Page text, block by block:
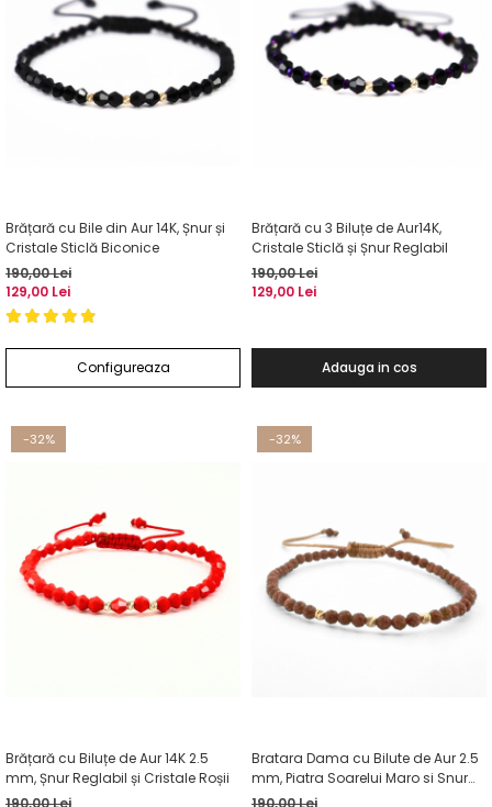
Brățară cu Bile din Aur 14K, Șnur și
Cristale Sticlă Biconice
190,00 Lei
129,00 Lei
Configureaza
Brățară cu 3 Biluțe de Aur14K,
Cristale Sticlă și Șnur Reglabil
190,00 Lei
129,00 Lei
Adauga in cos
-32%
Brățară cu Biluțe de Aur 14K 2.5
mm, Șnur Reglabil și Cristale Roșii
-32%
Bratara Dama cu Bilute de Aur 2.5
mm, Piatra Soarelui Maro si Snur
Reglabil